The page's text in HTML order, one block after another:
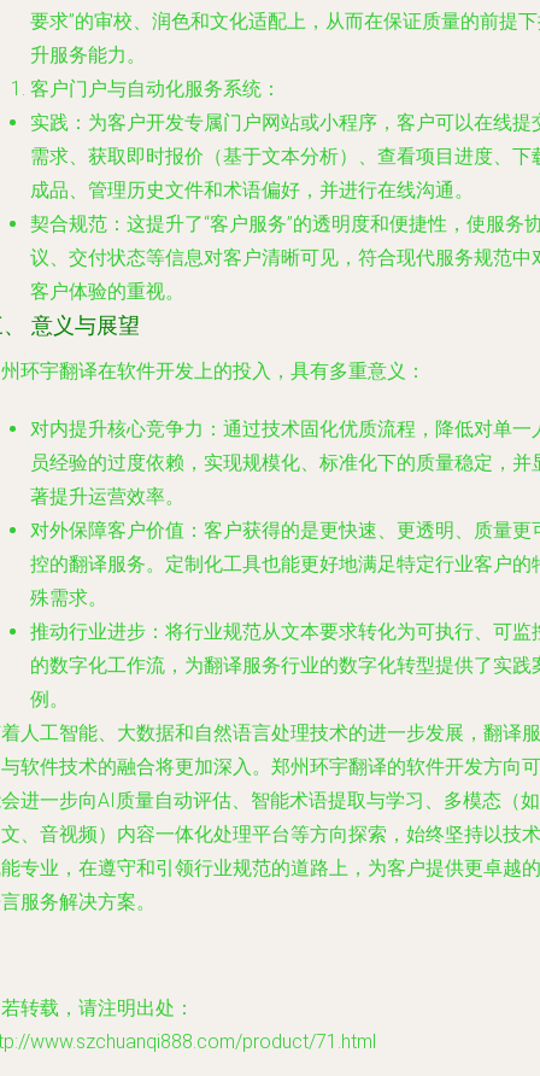
要求”的审校、润色和文化适配上，从而在保证质量的前提
升服务能力。
客户门户与自动化服务系统 ：
实践 ：为客户开发专属门户网站或小程序，客户可以在线提
需求、获取即时报价（基于文本分析）、查看项目进度、下
成品、管理历史文件和术语偏好，并进行在线沟通。
契合规范 ：这提升了“客户服务”的透明度和便捷性，使服务
议、交付状态等信息对客户清晰可见，符合现代服务规范中
客户体验的重视。
意义与展望
环宇翻译在软件开发上的投入，具有多重意义：
对内提升核心竞争力 ：通过技术固化优质流程，降低对单一
员经验的过度依赖，实现规模化、标准化下的质量稳定，并
著提升运营效率。
对外保障客户价值 ：客户获得的是更快速、更透明、质量更
控的翻译服务。定制化工具也能更好地满足特定行业客户的
殊需求。
推动行业进步 ：将行业规范从文本要求转化为可执行、可监
的数字化工作流，为翻译服务行业的数字化转型提供了实践
例。
人工智能、大数据和自然语言处理技术的进一步发展，翻译服
软件技术的融合将更加深入。郑州环宇翻译的软件开发方向可
进一步向AI质量自动评估、智能术语提取与学习、多模态（如
、音视频）内容一体化处理平台等方向探索，始终坚持以技术
专业，在遵守和引领行业规范的道路上，为客户提供更卓越的
服务解决方案。
转载，请注明出处：
www.szchuanqi888.com/product/71.html